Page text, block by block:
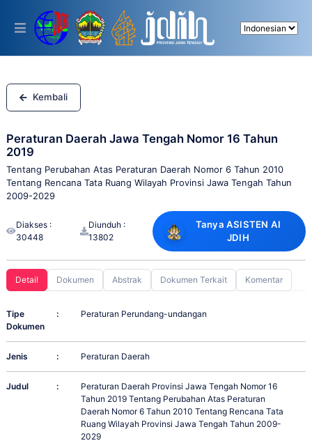
This
includes
accessibility
system.
Kembali
Peraturan Daerah Jawa Tengah Nomor 16 Tahun
2019
Tentang Perubahan Atas Peraturan Daerah Nomor 6 Tahun 2010
Tentang Rencana Tata Ruang Wilayah Provinsi Jawa Tengah Tahun
2009-2029
Diakses :
30448
Diunduh :
13802
Tanya ASISTEN AI
JDIH
Detail Dokumen Abstrak Dokumen Terkait Komentar
Tipe
Dokumen
: Peraturan Perundang-undangan
Jenis : Peraturan Daerah
Judul :
Peraturan Daerah Provinsi Jawa Tengah Nomor 16
Tahun 2019 Tentang Perubahan Atas Peraturan
Daerah Nomor 6 Tahun 2010 Tentang Rencana Tata
Ruang Wilayah Provinsi Jawa Tengah Tahun 2009-
2029